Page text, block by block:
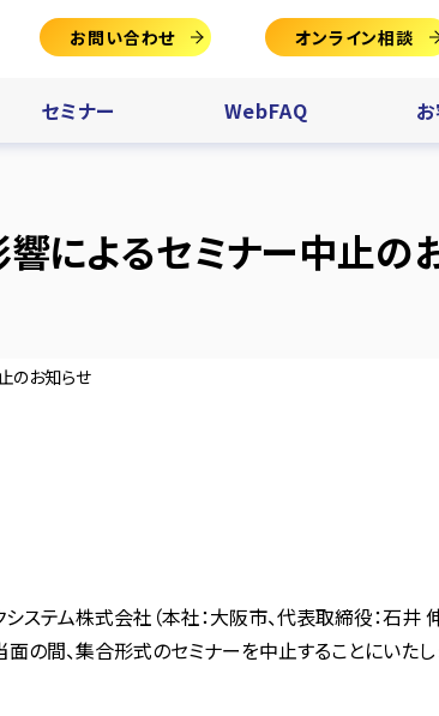
セミナー WebFAQ
お問い合わせ オンライン相談
によるセミナー中止の
のお知らせ
ステム株式会社（本社：大阪市、代表取締役：石
の間、集合形式のセミナーを中止することにいたし